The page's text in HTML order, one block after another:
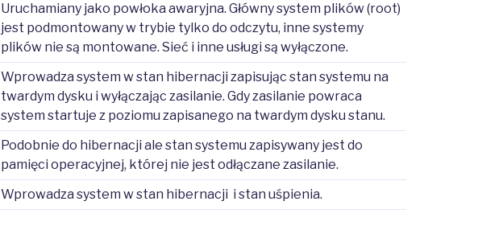
Uruchamiany jako powłoka awaryjna. Główny system plików (root)
jest podmontowany w trybie tylko do odczytu, inne systemy
plików nie są montowane. Sieć i inne usługi są wyłączone.
Wprowadza system w stan hibernacji zapisując stan systemu na
twardym dysku i wyłączając zasilanie. Gdy zasilanie powraca
system startuje z poziomu zapisanego na twardym dysku stanu.
Podobnie do hibernacji ale stan systemu zapisywany jest do
pamięci operacyjnej, której nie jest odłączane zasilanie.
Wprowadza system w stan hibernacji i stan uśpienia.